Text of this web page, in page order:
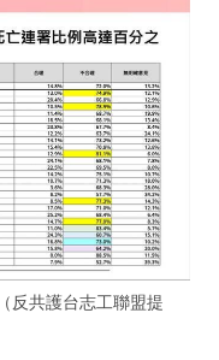
反共護台志工聯盟提